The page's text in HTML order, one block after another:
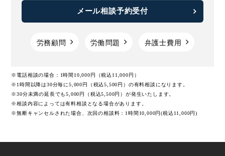
メール相談予約受付
労務顧問 労働問題 弁護士費用
※電話相談の場合：1時間10,000円（税込11,000円）
※1時間以降は30分毎に5,000円（税込5,500円）の有料相談になります。
※30分未満の延長でも5,000円（税込5,500円）が発生いたします。
※相談内容によっては有料相談となる場合があります。
※無断キャンセルされた場合、次回の相談料：1時間10,000円(税込11,000円)